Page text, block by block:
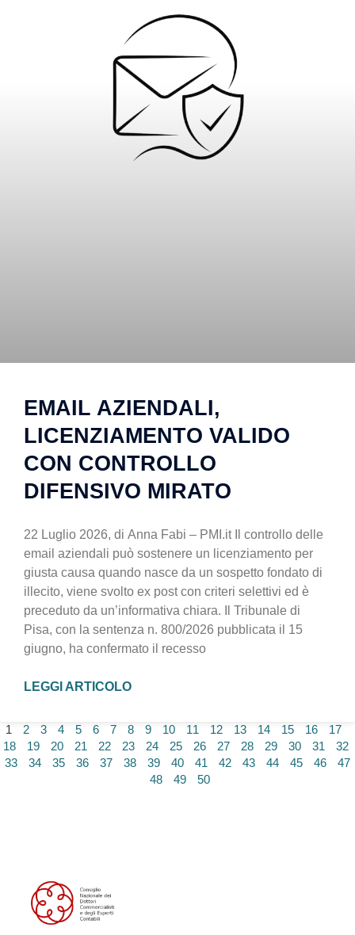
EMAIL AZIENDALI,
LICENZIAMENTO VALIDO
CON CONTROLLO
DIFENSIVO MIRATO
22 Luglio 2026, di Anna Fabi – PMI.it Il controllo delle
email aziendali può sostenere un licenziamento per
giusta causa quando nasce da un sospetto fondato di
illecito, viene svolto ex post con criteri selettivi ed è
preceduto da un’informativa chiara. Il Tribunale di
Pisa, con la sentenza n. 800/2026 pubblicata il 15
giugno, ha confermato il recesso
LEGGI ARTICOLO
1 2 3 4 5 6 7 8 9 10 11 12 13 14 15 16
17
18
19 20 21 22 23 24 25 26 27 28 29 30 31
32
33
34 35 36 37 38 39 40 41 42 43 44 45 46
47
48
49 50